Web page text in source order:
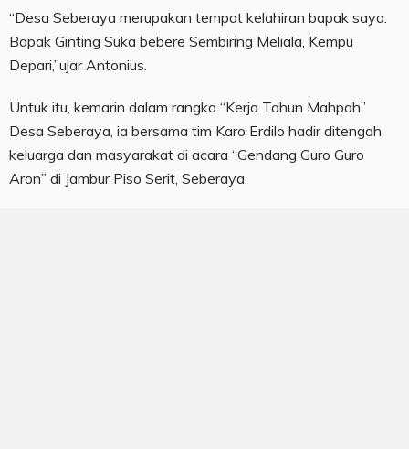
“Desa Seberaya merupakan tempat kelahiran bapak saya.
Bapak Ginting Suka bebere Sembiring Meliala, Kempu
Depari,”ujar Antonius.
Untuk itu, kemarin dalam rangka “Kerja Tahun Mahpah”
Desa Seberaya, ia bersama tim Karo Erdilo hadir ditengah
keluarga dan masyarakat di acara “Gendang Guro Guro
Aron” di Jambur Piso Serit, Seberaya.